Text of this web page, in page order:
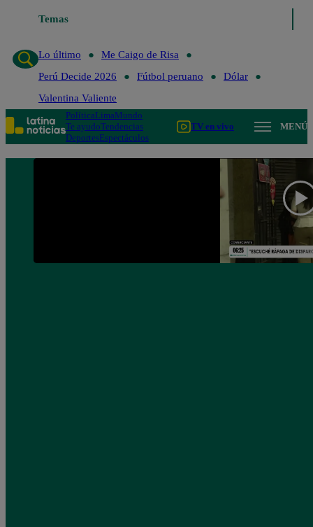
Temas
Lo último
Me Caigo de Risa
Perú Decide 2026
Fútbol peruano
Dólar
Valentina Valiente
PolíticaLimaMundo
Te ayudoTendencias
DeportesEspectáculos
TV en vivo MENÚ